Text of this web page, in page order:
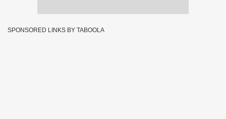
SPONSORED LINKS BY TABOOLA